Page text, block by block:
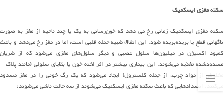
سکته مغزی ایسکمیک
سکته مغزی ایسکمیک زمانی رخ می دهد که خون‌رسانی به یک یا چند ناحیه از مغزبه صورت
ناگهانیقطع یابریده‌بریدهشود. این اتفاقشبیه حمله قلبی است، اما در مغز رخمیدهد و باعث
کمبود اکسیژندر میلیونها سلول عصبی و دیگرسلولهای مغزی میشودکه از شریان
مسدود‌شدهتغذیهمیشوند. این بیماری بیشتر در اثر لخته خون یا بقایای سلولی(مانند پلاک–
مخلوطی از مواد چرب، از جمله کلسترول) ایجادمیشود که یک رگ خونی را در مغز مسدود
انسدادهایی که باعث سکته مغزی ایسکمیکمیشونداز سه حالت ناشیمیشوند: